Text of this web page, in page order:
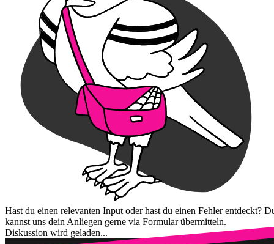
Hast du einen relevanten Input oder hast du einen Fehler entdeckt?
kannst uns dein Anliegen gerne via Formular übermitteln.
Diskussion wird geladen...